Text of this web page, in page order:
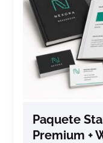
Paquete
Premium +